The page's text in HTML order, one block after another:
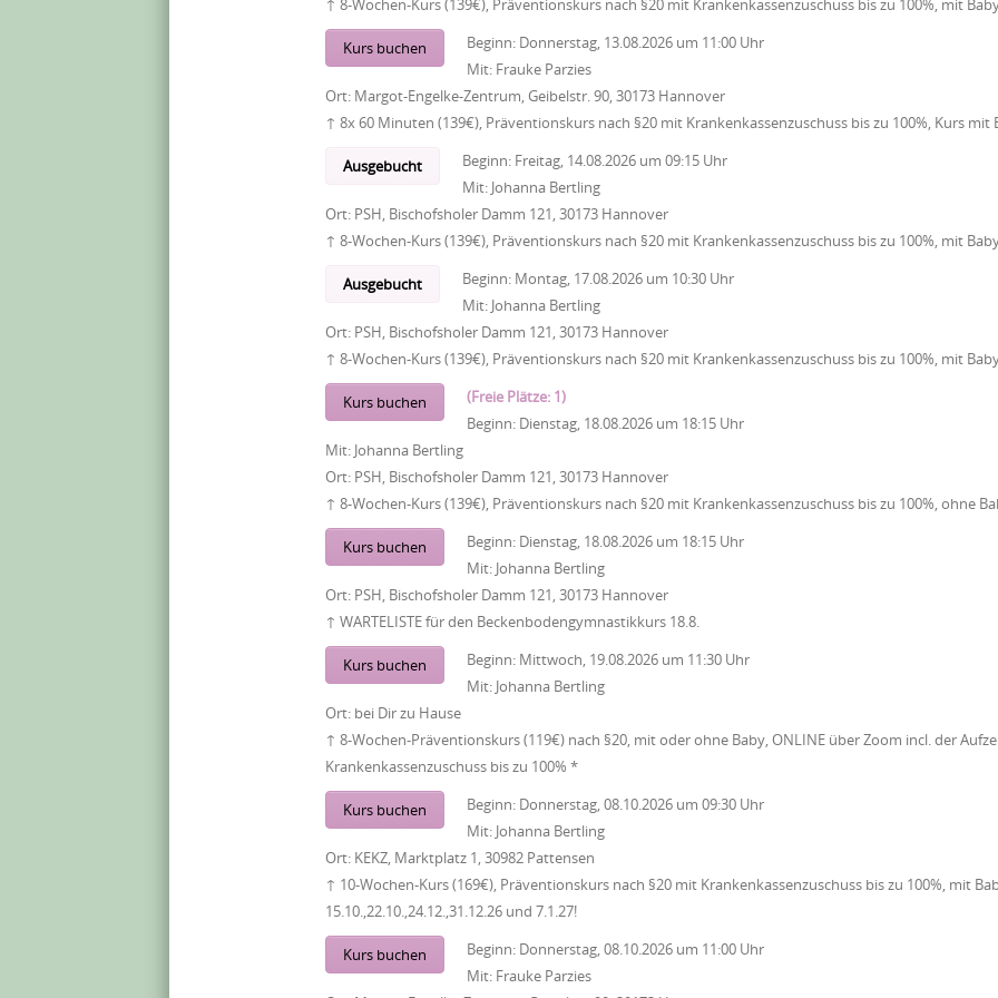
↑ 8-Wochen-Kurs (139€), Präventionskurs nach §20 mit Krankenkassenzuschuss bis zu 100%, mit
Kurs buchen Beginn: Donnerstag, 13.08.2026 um 11:00 Uhr
Mit: Frauke Parzies
Ort: Margot-Engelke-Zentrum, Geibelstr. 90, 30173 Hannover
↑ 8x 60 Minuten (139€), Präventionskurs nach §20 mit Krankenkassenzuschuss bis zu 100%, Kurs mit
Ausgebucht Beginn: Freitag, 14.08.2026 um 09:15 Uhr
Mit: Johanna Bertling
Ort: PSH, Bischofsholer Damm 121, 30173 Hannover
↑ 8-Wochen-Kurs (139€), Präventionskurs nach §20 mit Krankenkassenzuschuss bis zu 100%, mit
Ausgebucht Beginn: Montag, 17.08.2026 um 10:30 Uhr
Mit: Johanna Bertling
Ort: PSH, Bischofsholer Damm 121, 30173 Hannover
↑ 8-Wochen-Kurs (139€), Präventionskurs nach §20 mit Krankenkassenzuschuss bis zu 100%, mit
Kurs buchen
(Freie Plätze: 1)
Beginn: Dienstag, 18.08.2026 um 18:15 Uhr
Mit: Johanna Bertling
Ort: PSH, Bischofsholer Damm 121, 30173 Hannover
↑ 8-Wochen-Kurs (139€), Präventionskurs nach §20 mit Krankenkassenzuschuss bis zu 100%, ohne
Kurs buchen Beginn: Dienstag, 18.08.2026 um 18:15 Uhr
Mit: Johanna Bertling
Ort: PSH, Bischofsholer Damm 121, 30173 Hannover
↑ WARTELISTE für den Beckenbodengymnastikkurs 18.8.
Kurs buchen Beginn: Mittwoch, 19.08.2026 um 11:30 Uhr
Mit: Johanna Bertling
Ort: bei Dir zu Hause
↑ 8-Wochen-Präventionskurs (119€) nach §20, mit oder ohne Baby, ONLINE über Zoom incl. der
Krankenkassenzuschuss bis zu 100% *
Kurs buchen Beginn: Donnerstag, 08.10.2026 um 09:30 Uhr
Mit: Johanna Bertling
Ort: KEKZ, Marktplatz 1, 30982 Pattensen
↑ 10-Wochen-Kurs (169€), Präventionskurs nach §20 mit Krankenkassenzuschuss bis zu 100%, mit
15.10.,22.10.,24.12.,31.12.26 und 7.1.27!
Kurs buchen Beginn: Donnerstag, 08.10.2026 um 11:00 Uhr
Mit: Frauke Parzies